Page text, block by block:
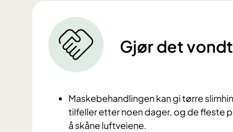
Gjør det
Maskebehandlingen kan gi tørre
tilfeller etter noen dager, og de fleste
å skåne luftveiene.